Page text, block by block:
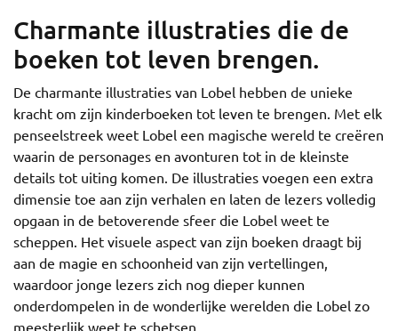
Charmante illustraties die de
boeken tot leven brengen.
De charmante illustraties van Lobel hebben de unieke
kracht om zijn kinderboeken tot leven te brengen. Met elk
penseelstreek weet Lobel een magische wereld te creëren
waarin de personages en avonturen tot in de kleinste
details tot uiting komen. De illustraties voegen een extra
dimensie toe aan zijn verhalen en laten de lezers volledig
opgaan in de betoverende sfeer die Lobel weet te
scheppen. Het visuele aspect van zijn boeken draagt bij
aan de magie en schoonheid van zijn vertellingen,
waardoor jonge lezers zich nog dieper kunnen
onderdompelen in de wonderlijke werelden die Lobel zo
meesterlijk weet te schetsen.